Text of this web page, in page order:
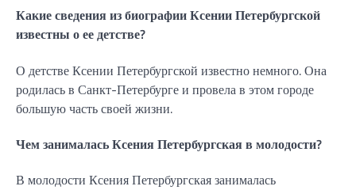
Какие сведения из биографии Ксении Петербургской
известны о ее детстве?
О детстве Ксении Петербургской известно немного. Она
родилась в Санкт-Петербурге и провела в этом городе
большую часть своей жизни.
Чем занималась Ксения Петербургская в молодости?
В молодости Ксения Петербургская занималась